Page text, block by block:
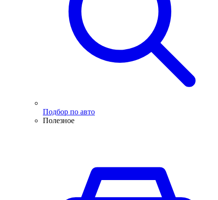
Подбор по авто
Полезное